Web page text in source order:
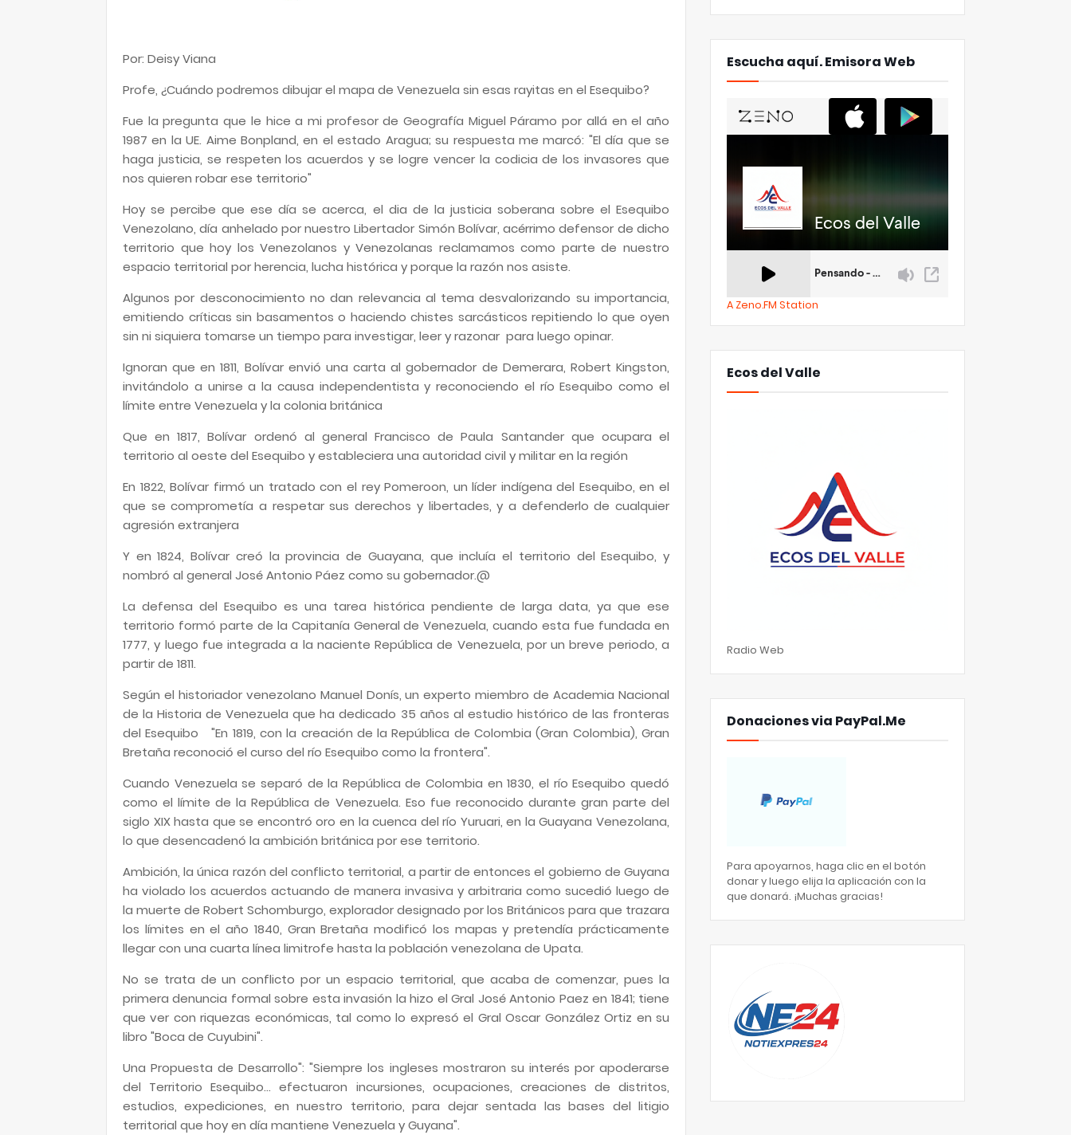
Por: Deisy Viana
Profe, ¿Cuándo podremos dibujar el mapa de Venezuela sin esas rayitas en el Esequibo?
Fue la pregunta que le hice a mi profesor de Geografía Miguel Páramo por allá en el año
1987 en la UE. Aime Bonpland, en el estado Aragua; su respuesta me marcó: "El día que se
haga justicia, se respeten los acuerdos y se logre vencer la codicia de los invasores que
nos quieren robar ese territorio"
Hoy se percibe que ese día se acerca, el dia de la justicia soberana sobre el Esequibo
Venezolano, día anhelado por nuestro Libertador Simón Bolívar, acérrimo defensor de dicho
territorio que hoy los Venezolanos y Venezolanas reclamamos como parte de nuestro
espacio territorial por herencia, lucha histórica y porque la razón nos asiste.
Algunos por desconocimiento no dan relevancia al tema desvalorizando su importancia,
emitiendo críticas sin basamentos o haciendo chistes sarcásticos repitiendo lo que oyen
sin ni siquiera tomarse un tiempo para investigar, leer y razonar para luego opinar.
Ignoran que en 1811, Bolívar envió una carta al gobernador de Demerara, Robert Kingston,
invitándolo a unirse a la causa independentista y reconociendo el río Esequibo como el
límite entre Venezuela y la colonia británica
Que en 1817, Bolívar ordenó al general Francisco de Paula Santander que ocupara el
territorio al oeste del Esequibo y estableciera una autoridad civil y militar en la región
En 1822, Bolívar firmó un tratado con el rey Pomeroon, un líder indígena del Esequibo, en el
que se comprometía a respetar sus derechos y libertades, y a defenderlo de cualquier
agresión extranjera
Y en 1824, Bolívar creó la provincia de Guayana, que incluía el territorio del Esequibo, y
nombró al general José Antonio Páez como su gobernador.@
La defensa del Esequibo es una tarea histórica pendiente de larga data, ya que ese
territorio formó parte de la Capitanía General de Venezuela, cuando esta fue fundada en
1777, y luego fue integrada a la naciente República de Venezuela, por un breve periodo, a
partir de 1811.
Según el historiador venezolano Manuel Donís, un experto miembro de Academia Nacional
de la Historia de Venezuela que ha dedicado 35 años al estudio histórico de las fronteras
del Esequibo "En 1819, con la creación de la República de Colombia (Gran Colombia), Gran
Bretaña reconoció el curso del río Esequibo como la frontera".
Cuando Venezuela se separó de la República de Colombia en 1830, el río Esequibo quedó
como el límite de la República de Venezuela. Eso fue reconocido durante gran parte del
siglo XIX hasta que se encontró oro en la cuenca del río Yuruari, en la Guayana Venezolana,
lo que desencadenó la ambición británica por ese territorio.
Ambición, la única razón del conflicto territorial, a partir de entonces el gobierno de Guyana
ha violado los acuerdos actuando de manera invasiva y arbitraria como sucedió luego de
la muerte de Robert Schomburgo, explorador designado por los Británicos para que trazara
los límites en el año 1840, Gran Bretaña modificó los mapas y pretendía prácticamente
llegar con una cuarta línea limitrofe hasta la población venezolana de Upata.
No se trata de un conflicto por un espacio territorial, que acaba de comenzar, pues la
primera denuncia formal sobre esta invasión la hizo el Gral José Antonio Paez en 1841; tiene
que ver con riquezas económicas, tal como lo expresó el Gral Oscar González Ortiz en su
libro "Boca de Cuyubini".
Una Propuesta de Desarrollo": "Siempre los ingleses mostraron su interés por apoderarse
del Territorio Esequibo... efectuaron incursiones, ocupaciones, creaciones de distritos,
estudios, expediciones, en nuestro territorio, para dejar sentada las bases del litigio
territorial que hoy en día mantiene Venezuela y Guyana".
Escucha aquí. Emisora Web
A Zeno.FM Station
Ecos del Valle
Radio Web
Donaciones via PayPal.Me
Para apoyarnos, haga clic en el botón
donar y luego elija la aplicación con la
que donará. ¡Muchas gracias!